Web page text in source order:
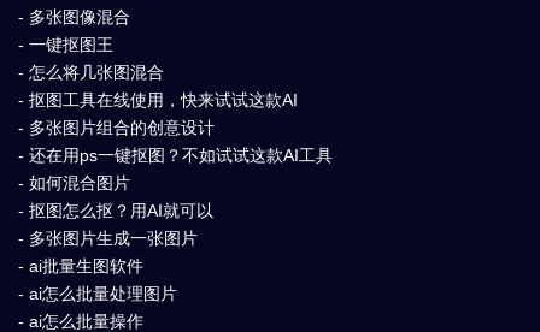
- 多张图像混合
- 一键抠图王
- 怎么将几张图混合
- 抠图工具在线使用，快来试试这款AI
- 多张图片组合的创意设计
- 还在用ps一键抠图？不如试试这款AI工具
- 如何混合图片
- 抠图怎么抠？用AI就可以
- 多张图片生成一张图片
- ai批量生图软件
- ai怎么批量处理图片
- ai怎么批量操作